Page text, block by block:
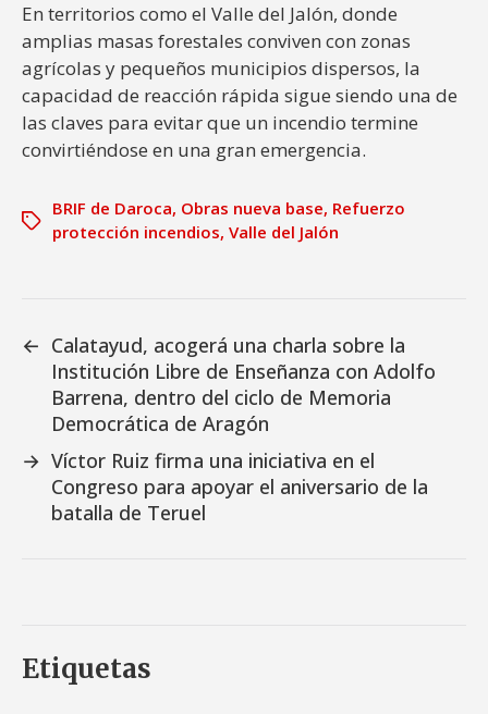
En territorios como el Valle del Jalón, donde
amplias masas forestales conviven con zonas
agrícolas y pequeños municipios dispersos, la
capacidad de reacción rápida sigue siendo una de
las claves para evitar que un incendio termine
convirtiéndose en una gran emergencia.
BRIF de Daroca, Obras nueva base, Refuerzo
protección incendios, Valle del Jalón
← Calatayud, acogerá una charla sobre la
Institución Libre de Enseñanza con Adolfo
Barrena, dentro del ciclo de Memoria
Democrática de Aragón
→ Víctor Ruiz firma una iniciativa en el
Congreso para apoyar el aniversario de la
batalla de Teruel
Etiquetas